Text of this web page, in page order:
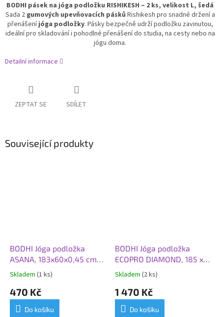
BODHI pásek na jóga podložku RISHIKESH – 2 ks, velikost L, šedá
Sada 2 gumových upevňovacích pásků Rishikesh pro snadné držení a
přenášeníjóga podložky. Pásky bezpečně udrží podložku zavinutou,
ideální pro skladování i pohodlné přenášení do studia, na cesty nebo na
jógu doma.
Detailní informace
ZEPTAT SE SDÍLET
Související produkty
BODHI Jóga podložka
ASANA, 183x60x0,45 cm,
půlnoční modrá
Skladem (1 ks)
470 Kč
Do košíku
BODHI Jóga podložka
ECOPRO DIAMOND, 185 x
60 x 0,6 cm, modrá
Skladem (2 ks)
1 470 Kč
Do košíku